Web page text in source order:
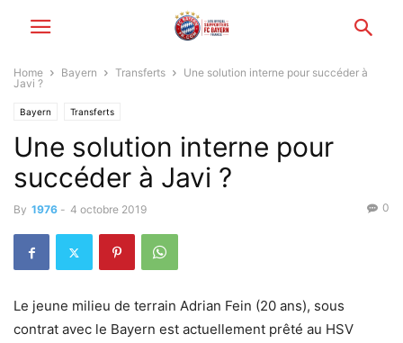
Home Bayern Transferts
Une solution interne pour succéder à
Javi ?
Bayern Transferts
Une solution interne pour
succéder à Javi ?
By 1976 - 4 octobre 2019 0
Le jeune milieu de terrain Adrian Fein (20 ans), sous
contrat avec le Bayern est actuellement prêté au HSV